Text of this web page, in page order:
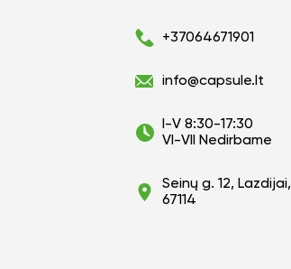
+37064671901
info@capsule.lt
I-V 8:30-17:30
VI-VII Nedirbame
Seinų g. 12, Lazdijai,
67114